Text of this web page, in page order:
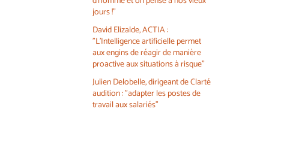
jours !"
David Elizalde, ACTIA :
"L'Intelligence artificielle permet
aux engins de réagir de manière
proactive aux situations à risque"
Julien Delobelle, dirigeant de Clarté
audition : "adapter les postes de
travail aux salariés"